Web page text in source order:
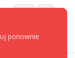
ponownie